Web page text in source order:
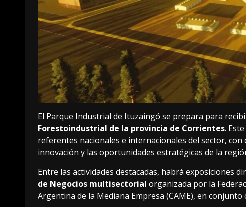
El Parque Industrial de Ituzaingó se prepara para
Forestoindustrial de la provincia de Corrientes.
referentes nacionales e internacionales del sector,
innovación y las oportunidades estratégicas de la
Entre las actividades destacadas, habrá exposiciones
de Negocios multisectorial organizada por la
Argentina de la Mediana Empresa (CAME), en